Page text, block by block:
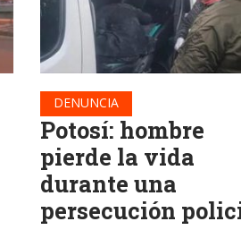
DENUNCIA
Potosí: hombre
pierde la vida
durante una
persecución